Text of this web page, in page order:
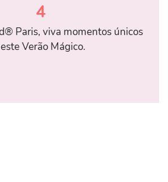
4
Paris, viva momentos únicos
Verão Mágico.